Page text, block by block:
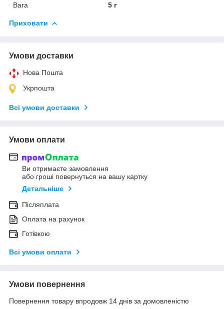
Вага
5 г
Приховати
Умови доставки
Нова Пошта
Укрпошта
Всі умови доставки
Умови оплати
Ви отримаєте замовлення
або гроші повернуться на вашу картку
Детальніше
Післяплата
Оплата на рахунок
Готівкою
Всі умови оплати
Умови повернення
Повернення товару впродовж 14 днів за домовленістю